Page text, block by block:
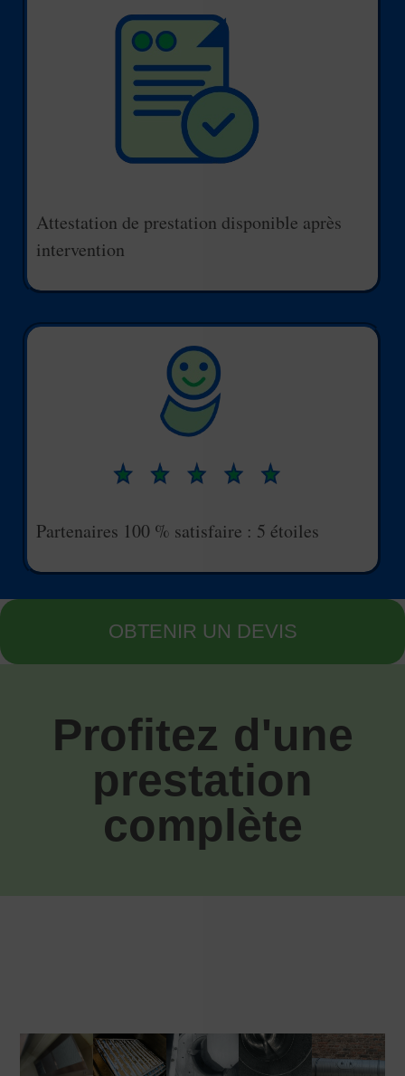
Attestation de prestation disponible après
intervention
Partenaires 100 % satisfaire : 5 étoiles
OBTENIR UN DEVIS
Profitez d'une
prestation
complète